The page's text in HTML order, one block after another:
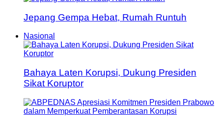
Jepang Gempa Hebat, Rumah Runtuh
Nasional
Bahaya Laten Korupsi, Dukung Presiden
Sikat Koruptor